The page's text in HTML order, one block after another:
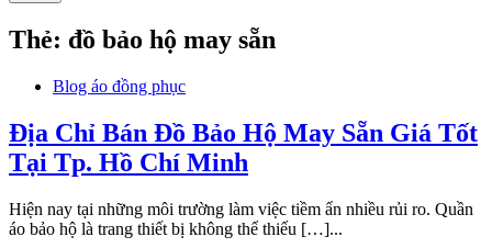
Thẻ: đồ bảo hộ may sẵn
Blog áo đồng phục
Địa Chỉ Bán Đồ Bảo Hộ May Sẵn Giá Tốt
Tại Tp. Hồ Chí Minh
Hiện nay tại những môi trường làm việc tiềm ẩn nhiều rủi ro. Quần
áo bảo hộ là trang thiết bị không thể thiếu […]...